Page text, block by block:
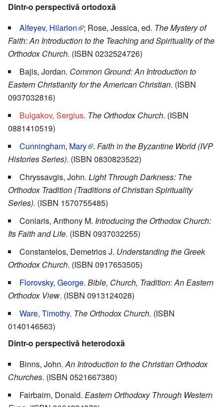
Dintr-o perspectivă ortodoxă
Alfeyev, Hilarion
; Rose, Jessica, ed. The Mystery of
Faith: An Introduction to the Teaching and Spirituality of the
Orthodox Church. (ISBN 0232524726)
Bajis, Jordan. Common Ground: An Introduction to
Eastern Christianity for the American Christian. (ISBN
0937032816)
Bulgakov, Sergius. The Orthodox Church. (ISBN
0881410519)
Cunningham, Mary
. Faith in the Byzantine World (IVP
Histories Series). (ISBN 0830823522)
Chryssavgis, John. Light Through Darkness: The
Orthodox Tradition (Traditions of Christian Spirituality
Series). (ISBN 1570755485)
Coniaris, Anthony M. Introducing the Orthodox Church:
Its Faith and Life. (ISBN 0937032255)
Constantelos, Demetrios J. Understanding the Greek
Orthodox Church. (ISBN 0917653505)
Florovsky, George. Bible, Church, Tradition: An Eastern
Orthodox View. (ISBN 0913124028)
Ware, Timothy. The Orthodox Church. (ISBN
0140146563)
Dintr-o perspectivă heterodoxă
Binns, John. An Introduction to the Christian Orthodox
Churches. (ISBN 0521667380)
Fairbairn, Donald. Eastern Orthodoxy Through Western